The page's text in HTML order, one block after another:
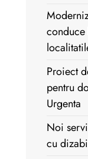
conduce
Proiect
pentru
Urgenta
Noi
cu